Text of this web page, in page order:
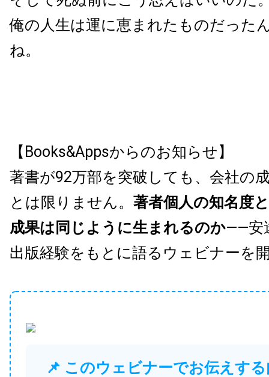
俺の人生は運に恵まれたものだった
ね。
【Books&Appsからのお知らせ】
著書が92万部を突破しても、会社の
とは限りません。 著者個人の知名度
成果は同じように生まれるのか——安
出版経験をもとに語るウェビナーを
📌 このウェビナーでお伝えす